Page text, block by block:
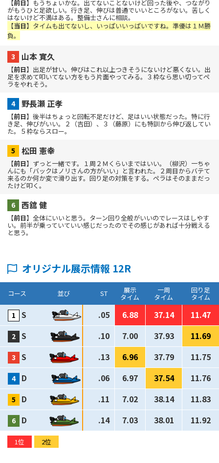
【前日】もうちょいかな。出てないことないけど回った後や、つながり
がもうひと足欲しい。行き足、伸びは普通でいいところがない。苦しく
はないけど不満はある。整備士さんに相談。
【当日】タイムも出てないし、いっぱいいっぱいですね。準優は１Ｍ勝
負。
山本 寛久
【前日】出足が甘い。伸びはこれ以上つきそうにないけど悪くない。出
足を求めて叩いてない方をもう片面やってみる。３枠なら思い切ってペ
ラをやれそう。
野長瀬 正孝
【前日】後半はちょっと回転不足だけど、足はいい状態だった。特に行
き足、伸びがいい。２（吉田）、３（藤原）にも特訓から伸び返してい
た。５枠ならスロー。
松田 憲幸
【前日】ずっと一緒です。１周２Ｍくらいまではいい。（柳沢）一ちゃ
んにも「バックはノリさんの方がいい」と言われた。２周目からバテて
来るのか何か変で滑り出す。回り足の対策をする。ペラはそのままだっ
たけど叩く。
西舘 健
【前日】全体にいいと思う。ターン回り全般がいいのでレースはしやす
い。前半が乗っていていい感じだったのでその感じがあれば十分戦える
と思う。
オリジナル展示情報 12R
コース 並び ST 展示
タイム
一周
タイム
回り足
タイム
S .05 6.88 37.14
11.47
S
.10 7.00 37.93
11.69
S
.13 6.96 37.79
11.75
D
.06 6.97 37.54
11.76
D
.11 7.02 38.14
11.83
D
.14 7.03 38.01 11.92
1位 2位